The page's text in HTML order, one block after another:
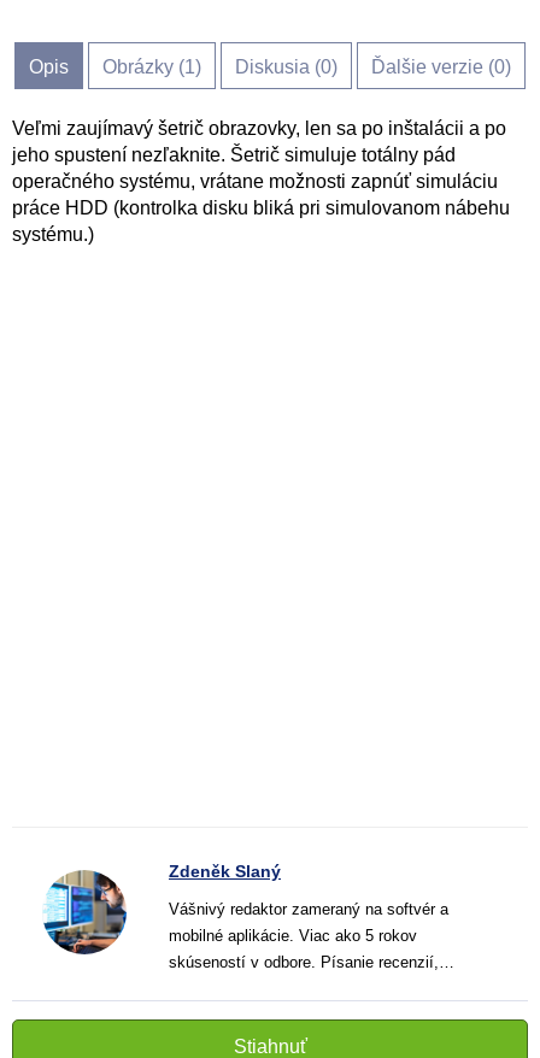
Opis Obrázky (1) Diskusia (0) Ďalšie verzie (0)
Veľmi zaujímavý šetrič obrazovky, len sa po inštalácii a po
jeho spustení nezľaknite. Šetrič simuluje totálny pád
operačného systému, vrátane možnosti zapnúť simuláciu
práce HDD (kontrolka disku bliká pri simulovanom nábehu
systému.)
Zdeněk Slaný
Vášnivý redaktor zameraný na softvér a
mobilné aplikácie. Viac ako 5 rokov
skúseností v odbore. Písanie recenzií,
informatívnych textov, ktoré pomáhajú
čitateľom lepšie porozumieť a využiť moderné
Stiahnuť